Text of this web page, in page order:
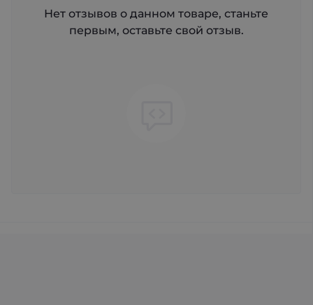
Нет отзывов о данном товаре, станьте
первым, оставьте свой отзыв.